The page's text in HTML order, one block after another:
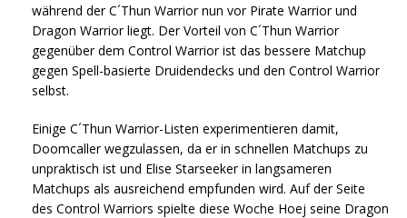
während der C´Thun Warrior nun vor Pirate Warrior und
Dragon Warrior liegt. Der Vorteil von C´Thun Warrior
gegenüber dem Control Warrior ist das bessere Matchup
gegen Spell-basierte Druidendecks und den Control Warrior
selbst.
Einige C´Thun Warrior-Listen experimentieren damit,
Doomcaller wegzulassen, da er in schnellen Matchups zu
unpraktisch ist und Elise Starseeker in langsameren
Matchups als ausreichend empfunden wird. Auf der Seite
des Control Warriors spielte diese Woche Hoej seine Dragon